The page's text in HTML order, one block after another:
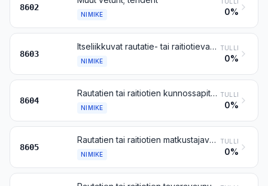
8602
NIMIKE 0%
8603
Itseliikkuvat rautatie- tai raitiotievaunut, muut kuin nimikkeeseen 8604 kuuluvat
NIMIKE
TULLI
0%
8604
Rautatien tai raitiotien kunnossapito- tai huoltovaunut, myös itseliikkuvat (esim. työpajavaunut, nosturivaunut, raiteenalustan sulloimet, raiteenoikaisukoneet, koestusvaunut ja resiinat)
NIMIKE
TULLI
0%
8605
Rautatien tai raitiotien matkustajavaunut, itseliikkumattomat; matkatavara-, posti- ja muut rautatien tai raitiotien erikoisvaunut, itseliikkumattomat (ei kuitenkaan nimikkeeseen 8604 kuuluvat)
NIMIKE
TULLI
0%